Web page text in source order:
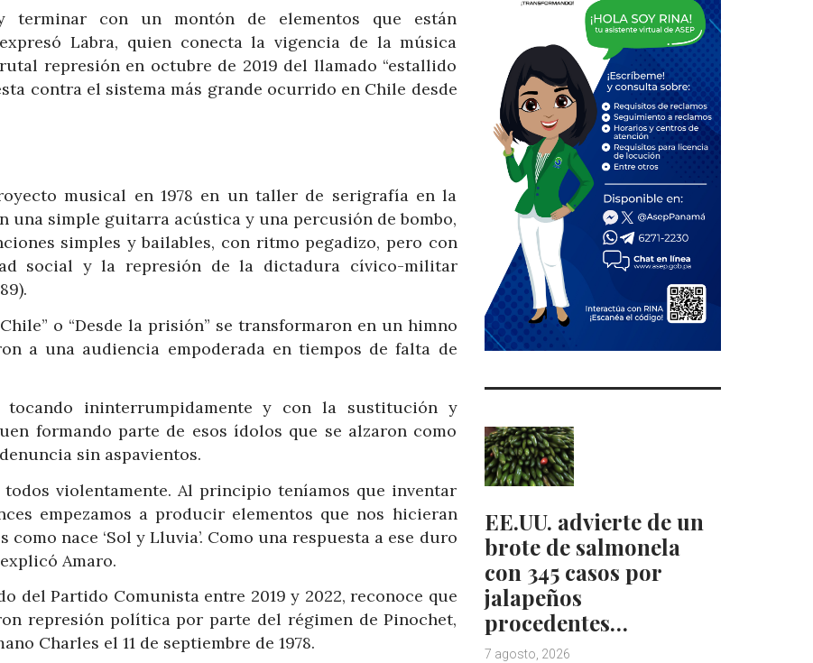
terminar con un montón de elementos que están
Labra, quien conecta la vigencia de la música
represión en octubre de 2019 del llamado “estallido
contra el sistema más grande ocurrido en Chile desde
musical en 1978 en un taller de serigrafía en la
una simple guitarra acústica y una percusión de bombo,
simples y bailables, con ritmo pegadizo, pero con
social y la represión de la dictadura cívico-militar
o “Desde la prisión” se transformaron en un himno
a una audiencia empoderada en tiempos de falta de
tocando ininterrumpidamente y con la sustitución y
formando parte de esos ídolos que se alzaron como
sin aspavientos.
violentamente. Al principio teníamos que inventar
empezamos a producir elementos que nos hicieran
nace ‘Sol y Lluvia’. Como una respuesta a ese duro
Amaro.
del Partido Comunista entre 2019 y 2022, reconoce que
represión política por parte del régimen de Pinochet,
Charles el 11 de septiembre de 1978.
EE.UU. advierte de un
brote de salmonela
con 345 casos por
jalapeños
procedentes…
7 agosto, 2026